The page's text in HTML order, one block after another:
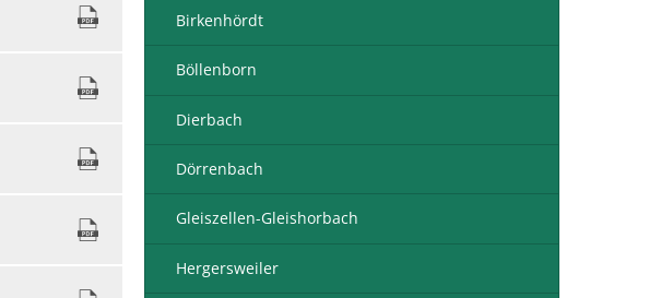
Birkenhördt
Böllenborn
Dierbach
Dörrenbach
Gleiszellen-Gleishorbach
Hergersweiler